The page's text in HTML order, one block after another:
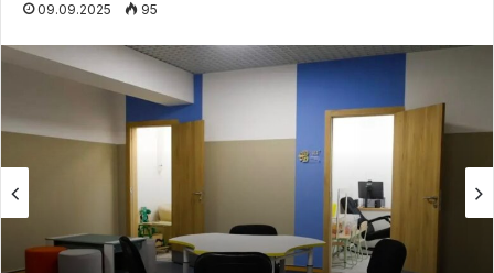
09.09.2025 95